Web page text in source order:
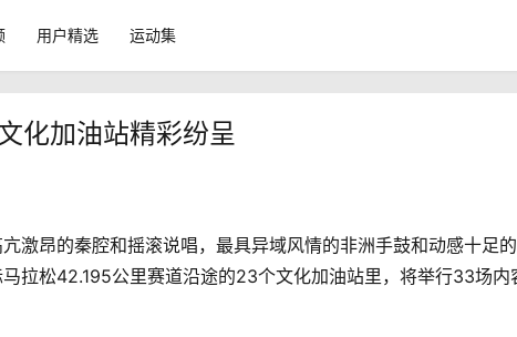
用户精选 运动集
化加油站精彩纷呈
激昂的秦腔和摇滚说唱，最具异域风情的非洲手鼓和动感十足
拉松42.195公里赛道沿途的23个文化加油站里，将举行33场内